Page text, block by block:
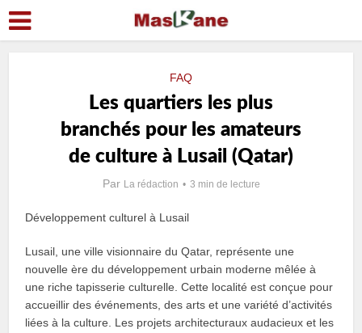
FAQ
Les quartiers les plus
branchés pour les amateurs
de culture à Lusail (Qatar)
Par La rédaction 3 min de lecture
Développement culturel à Lusail
Lusail, une ville visionnaire du Qatar, représente une
nouvelle ère du développement urbain moderne mêlée à
une riche tapisserie culturelle. Cette localité est conçue pour
accueillir des événements, des arts et une variété d’activités
liées à la culture. Les projets architecturaux audacieux et les